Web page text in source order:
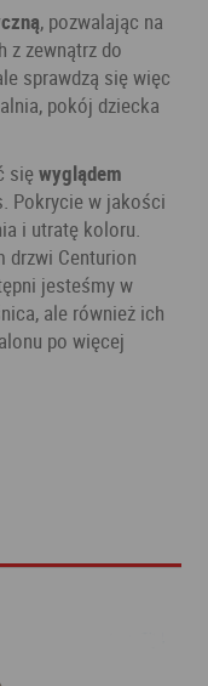
, pozwalając na
z zewnątrz do
sprawdzą się więc
pokój dziecka
sięwyglądem
Pokrycie w jakości
i utratę koloru.
drzwi Centurion
jesteśmy w
ale również ich
po więcej